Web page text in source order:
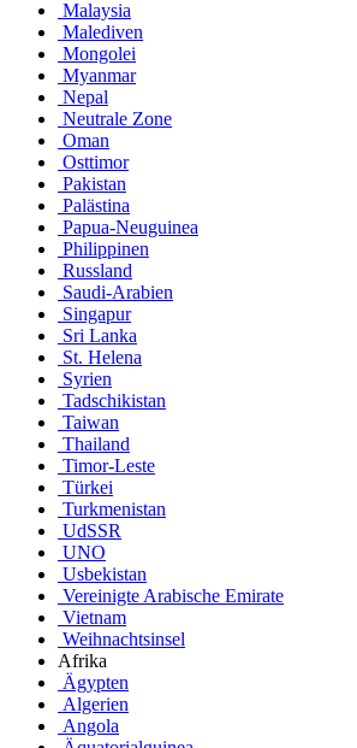
Malaysia
Malediven
Mongolei
Myanmar
Nepal
Neutrale Zone
Oman
Osttimor
Pakistan
Palästina
Papua-Neuguinea
Philippinen
Russland
Saudi-Arabien
Singapur
Sri Lanka
St. Helena
Syrien
Tadschikistan
Taiwan
Thailand
Timor-Leste
Türkei
Turkmenistan
UdSSR
UNO
Usbekistan
Vereinigte Arabische Emirate
Vietnam
Weihnachtsinsel
Afrika
Ägypten
Algerien
Angola